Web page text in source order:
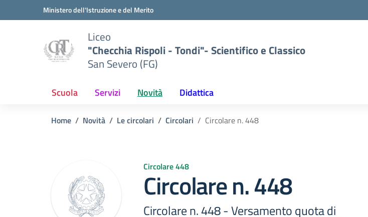
Vai ai contenuti
Vai al menu di navigazioneMinistero dell'Istruzione e del Merito
Liceo
"Checchia Rispoli - Tondi"- Scientifico e Classico
San Severo (FG)
Scuola Servizi Novità Didattica
Home Novità Le circolari Circolari Circolare n. 448
Circolare 448
Circolare n. 448
Circolare n. 448 - Versamento quota di